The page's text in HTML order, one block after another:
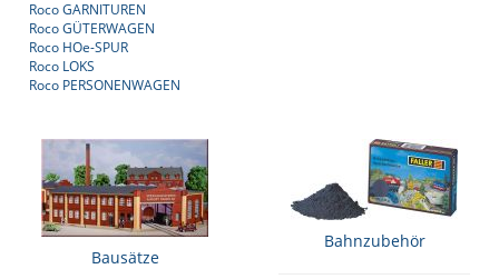
Roco GARNITUREN
Roco GÜTERWAGEN
Roco HOe-SPUR
Roco LOKS
Roco PERSONENWAGEN
Bausätze
Bahnzubehör